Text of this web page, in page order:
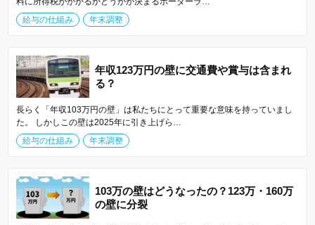
給与の仕組み
年末調整
年収123万円の壁に交通費や賞与は含まれ
る？
長らく「年収103万円の壁」は私たちにとって重要な意味を持っていまし
た。 しかしこの壁は2025年に引き上げら…
給与の仕組み
年末調整
103万の壁はどうなったの？123万・160万
の壁に分裂